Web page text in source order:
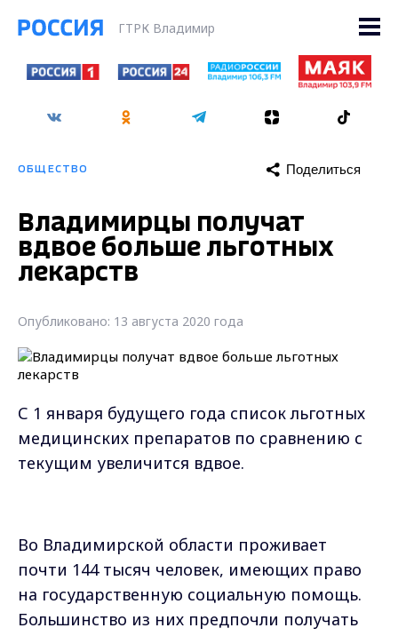
ГТРК Владимир
ОБЩЕСТВО Поделиться
Владимирцы получат
вдвое больше льготных
лекарств
Опубликовано: 13 августа 2020 года
С 1 января будущего года список льготных
медицинских препаратов по сравнению с
текущим увеличится вдвое.
Во Владимирской области проживает
почти 144 тысяч человек, имеющих право
на государственную социальную помощь.
Большинство из них предпочли получать